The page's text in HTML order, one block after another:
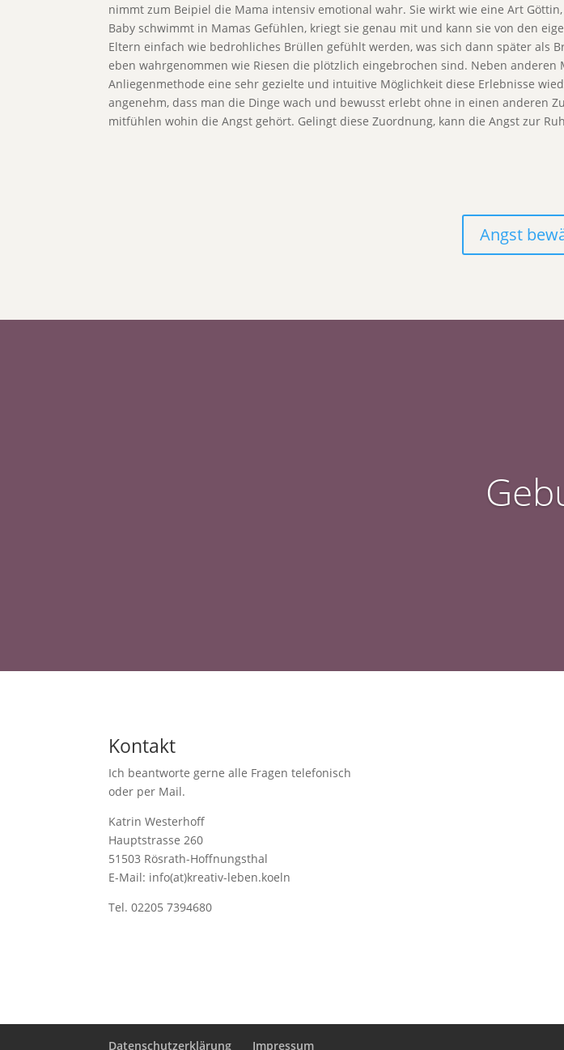
nimmt zum Beipiel die Mama intensiv emotional wahr. Sie wirkt wie eine Art
Baby schwimmt in Mamas Gefühlen, kriegt sie genau mit und kann sie von den
Eltern einfach wie bedrohliches Brüllen gefühlt werden, was sich dann später als
eben wahrgenommen wie Riesen die plötzlich eingebrochen sind. Neben anderen
Anliegenmethode eine sehr gezielte und intuitive Möglichkeit diese Erlebnisse
angenehm, dass man die Dinge wach und bewusst erlebt ohne in einen anderen
mitfühlen wohin die Angst gehört. Gelingt diese Zuordnung, kann die Angst zur
Angst
Kontakt
Ich beantworte gerne alle Fragen telefonisch
oder per Mail.
Katrin Westerhoff
Hauptstrasse 260
51503 Rösrath-Hoffnungsthal
E-Mail: info(at)kreativ-leben.koeln
Tel. 02205 7394680
Datenschutzerklärung Impressum